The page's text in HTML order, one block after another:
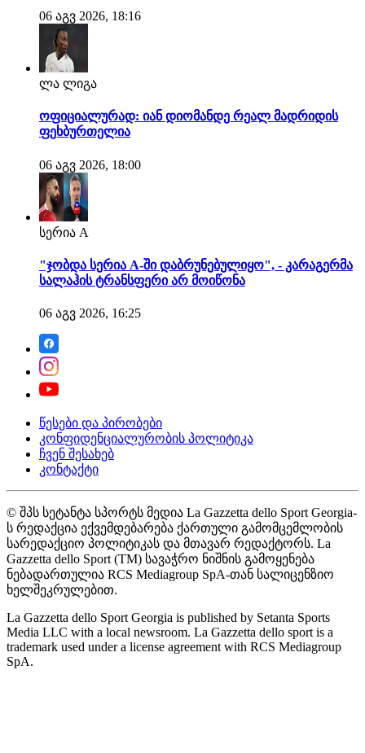
06 აგვ 2026, 18:16
ლა ლიგა
ოფიციალურად: იან დიომანდე რეალ მადრიდის
ფეხბურთელია
06 აგვ 2026, 18:00
სერია A
"ჯობდა სერია A-ში დაბრუნებულიყო", - კარაგერმა
სალაჰის ტრანსფერი არ მოიწონა
06 აგვ 2026, 16:25
წესები და პირობები
კონფიდენციალურობის პოლიტიკა
ჩვენ შესახებ
კონტაქტი
© შპს სეტანტა სპორტს მედია La Gazzetta dello Sport Georgia-
ს რედაქცია ექვემდებარება ქართული გამომცემლობის
სარედაქციო პოლიტიკას და მთავარ რედაქტორს. La
Gazzetta dello Sport (TM) სავაჭრო ნიშნის გამოყენება
ნებადართულია RCS Mediagroup SpA-თან სალიცენზიო
ხელშეკრულებით.
La Gazzetta dello Sport Georgia is published by Setanta Sports
Media LLC with a local newsroom. La Gazzetta dello sport is a
trademark used under a license agreement with RCS Mediagroup
SpA.